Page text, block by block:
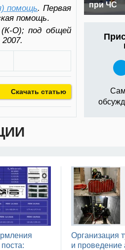
помощь. Первая
помощь.
О); под общей
Скачать статью
при ЧС
Организация
и проведение